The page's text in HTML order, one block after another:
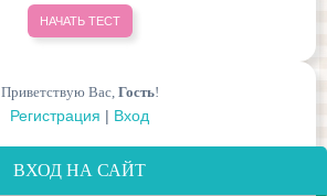
Приветствую Вас, Гость!
Регистрация | Вход
ВХОД НА САЙТ